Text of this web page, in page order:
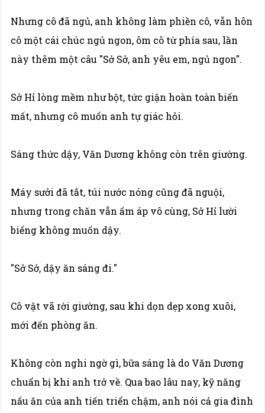
Nhưng cô đã ngủ, anh không làm phiền cô, vẫn hôn
cô một cái chúc ngủ ngon, ôm cô từ phía sau, lần
này thêm một câu "Sở Sở, anh yêu em, ngủ ngon".
Sở Hỉ lòng mềm như bột, tức giận hoàn toàn biến
mất, nhưng cô muốn anh tự giác hỏi.
Sáng thức dậy, Văn Dương không còn trên giường.
Máy sưởi đã tắt, túi nước nóng cũng đã nguội,
nhưng trong chăn vẫn ấm áp vô cùng, Sở Hỉ lười
biếng không muốn dậy.
"Sở Sở, dậy ăn sáng đi."
Cô vật vã rời giường, sau khi dọn dẹp xong xuôi,
mới đến phòng ăn.
Không còn nghi ngờ gì, bữa sáng là do Văn Dương
chuẩn bị khi anh trở về. Qua bao lâu nay, kỹ năng
nấu ăn của anh tiến triển chậm, anh nói cả gia đình